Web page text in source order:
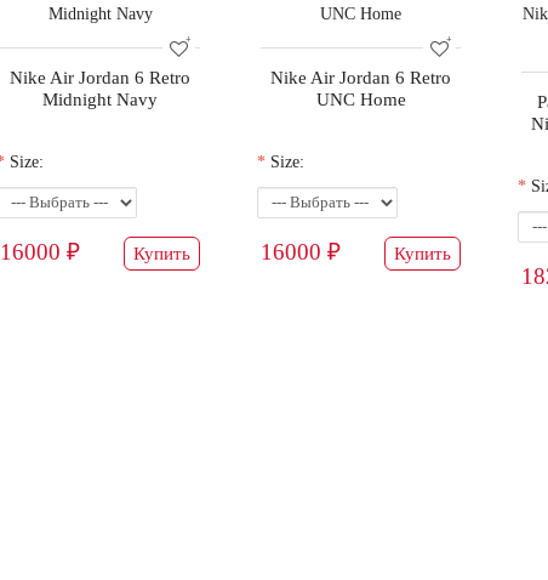
Nike Air Jordan 6 Retro
Midnight Navy
Size:
16000 ₽ Купить
Nike Air Jordan 6 Retro
UNC Home
Size:
16000 ₽ Купить